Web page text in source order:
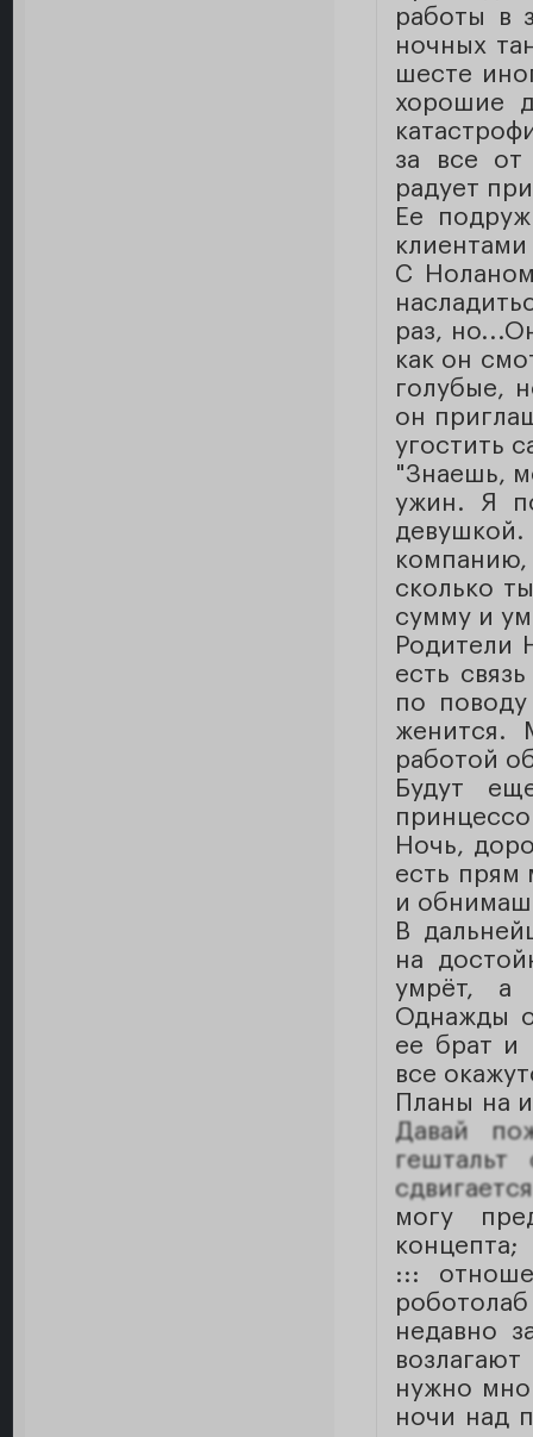
работы в
ночных
шесте
хорошие
за все
радует
Ее
С
раз,
как он
голубые,
он
угостить
"Знаешь,
ужин. Я
сколько
сумму и
Родители
есть
по
женится.
работой
Будут
Ночь,
есть прям
и
В
на
умрёт, а
Однажды
ее брат и
все
Планы на
Давай
сдвигается
могу
концепта;
:::
недавно
нужно
ночи над